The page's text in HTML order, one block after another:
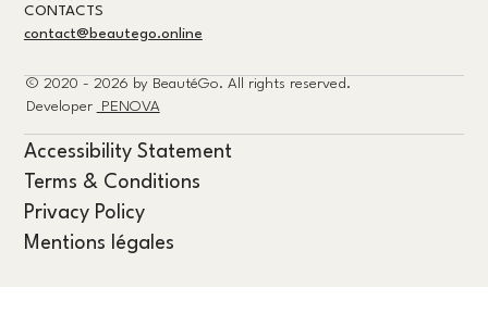
CONTACTS
contact@beautego.online
© 2020 - 2026 by BeautéGo. All rights reserved.
Developer
PENOVA
Accessibility Statement
Terms & Conditions
Privacy Policy
Mentions légales